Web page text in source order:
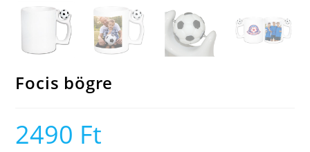
Focis bögre
2490 Ft